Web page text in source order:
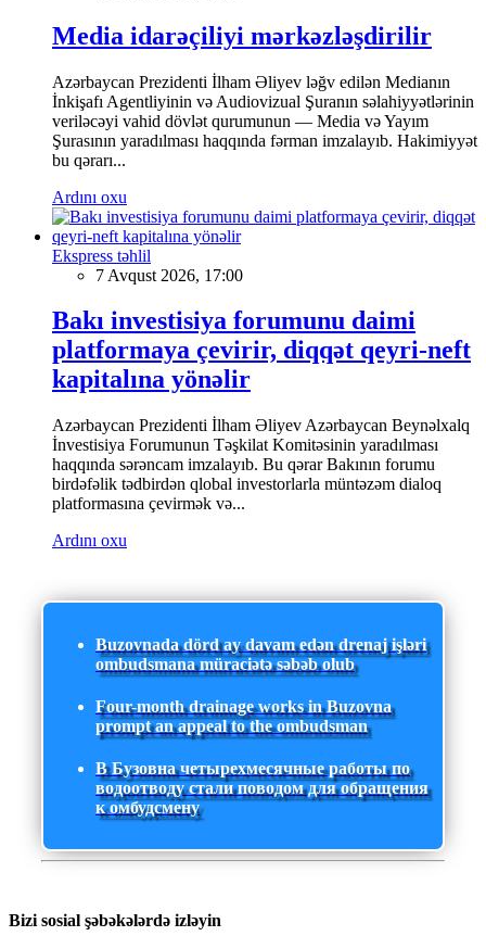
Media idarəçiliyi mərkəzləşdirilir
Azərbaycan Prezidenti İlham Əliyev ləğv edilən Medianın
İnkişafı Agentliyinin və Audiovizual Şuranın səlahiyyətlərinin
veriləcəyi vahid dövlət qurumunun — Media və Yayım
Şurasının yaradılması haqqında fərman imzalayıb. Hakimiyyət
bu qərarı...
Ardını oxu
Ekspress təhlil
7 Avqust 2026, 17:00
Bakı investisiya forumunu daimi
platformaya çevirir, diqqət qeyri-neft
kapitalına yönəlir
Azərbaycan Prezidenti İlham Əliyev Azərbaycan Beynəlxalq
İnvestisiya Forumunun Təşkilat Komitəsinin yaradılması
haqqında sərəncam imzalayıb. Bu qərar Bakının forumu
birdəfəlik tədbirdən qlobal investorlarla müntəzəm dialoq
platformasına çevirmək və...
Ardını oxu
Buzovnada dörd ay davam edən drenaj işləri
ombudsmana müraciətə səbəb olub
Four-month drainage works in Buzovna
prompt an appeal to the ombudsman
В Бузовна четырехмесячные работы по
водоотводу стали поводом для обращения
к омбудсмену
Bizi sosial şəbəkələrdə izləyin